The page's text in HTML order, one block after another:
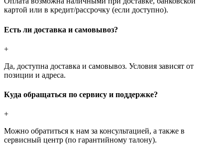
картой или в кредит/рассрочку (если доступно).
Есть ли доставка и самовывоз?
+
Да, доступна доставка и самовывоз. Условия зависят от
позиции и адреса.
Куда обращаться по сервису и поддержке?
+
Можно обратиться к нам за консультацией, а также в
сервисный центр (по гарантийному талону).